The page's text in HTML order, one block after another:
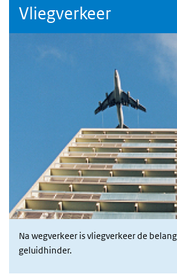
Vliegverkeer
Na wegverkeer is vliegverkeer de
geluidhinder.